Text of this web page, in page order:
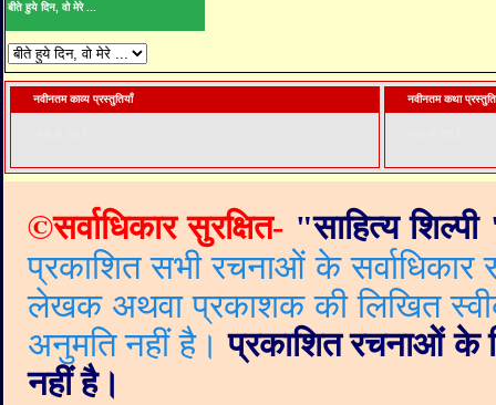
बीते हुये दिन, वो मेरे ...
नवीनतम काव्य प्रस्तुतियाँ नवीनतम कथा
©सर्वाधिकार सुरक्षित- "साहित्य शिल्पी
प्रकाशित सभी रचनाओं के
लेखक अथवा प्रकाशक की लिखित
अनुमति नहीं है। प्रकाशित रचनाओं के
नहीं है।